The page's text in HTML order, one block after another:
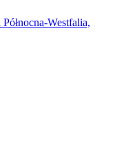
Westfalia,